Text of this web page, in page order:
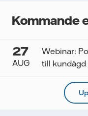
Kommande
27
AUG
Webinar:
till kundägd